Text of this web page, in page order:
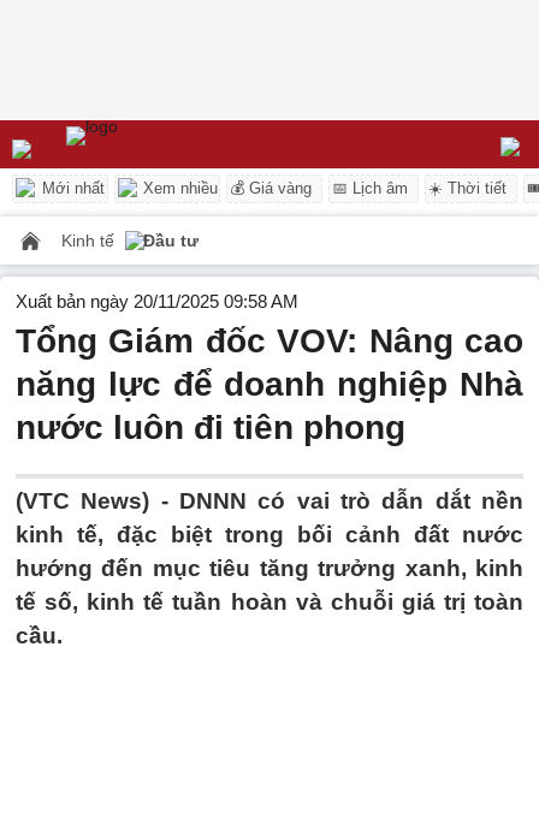
Mới nhất Xem nhiều 💰 Giá vàng 📅 Lịch âm ☀️ Thời tiết
Kinh tế Đầu tư
Xuất bản ngày 20/11/2025 09:58 AM
Tổng Giám đốc VOV: Nâng cao
năng lực để doanh nghiệp Nhà
nước luôn đi tiên phong
(VTC News) - DNNN có vai trò dẫn dắt nền
kinh tế, đặc biệt trong bối cảnh đất nước
hướng đến mục tiêu tăng trưởng xanh, kinh
tế số, kinh tế tuần hoàn và chuỗi giá trị toàn
cầu.